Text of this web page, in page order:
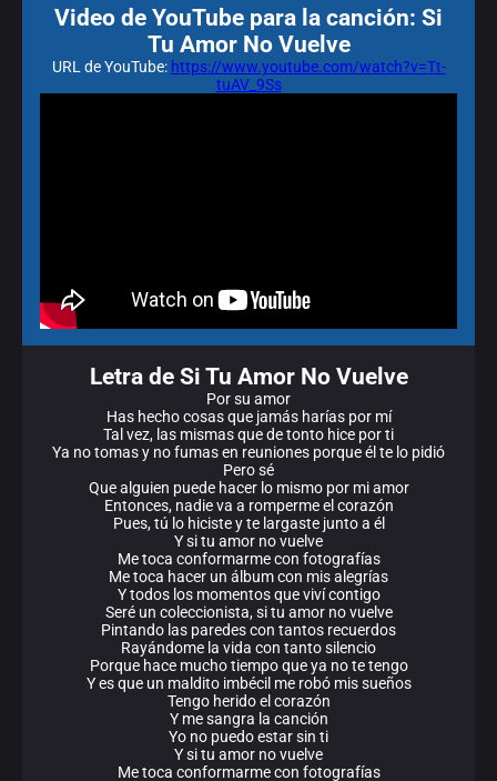
Video de YouTube para la canción: Si
Tu Amor No Vuelve
URL de YouTube: https://www.youtube.com/watch?v=Tt-
tuAV_9Ss
Letra de Si Tu Amor No Vuelve
Por su amor
Has hecho cosas que jamás harías por mí
Tal vez, las mismas que de tonto hice por ti
Ya no tomas y no fumas en reuniones porque él te lo pidió
Pero sé
Que alguien puede hacer lo mismo por mi amor
Entonces, nadie va a romperme el corazón
Pues, tú lo hiciste y te largaste junto a él
Y si tu amor no vuelve
Me toca conformarme con fotografías
Me toca hacer un álbum con mis alegrías
Y todos los momentos que viví contigo
Seré un coleccionista, si tu amor no vuelve
Pintando las paredes con tantos recuerdos
Rayándome la vida con tanto silencio
Porque hace mucho tiempo que ya no te tengo
Y es que un maldito imbécil me robó mis sueños
Tengo herido el corazón
Y me sangra la canción
Yo no puedo estar sin ti
Y si tu amor no vuelve
Me toca conformarme con fotografías